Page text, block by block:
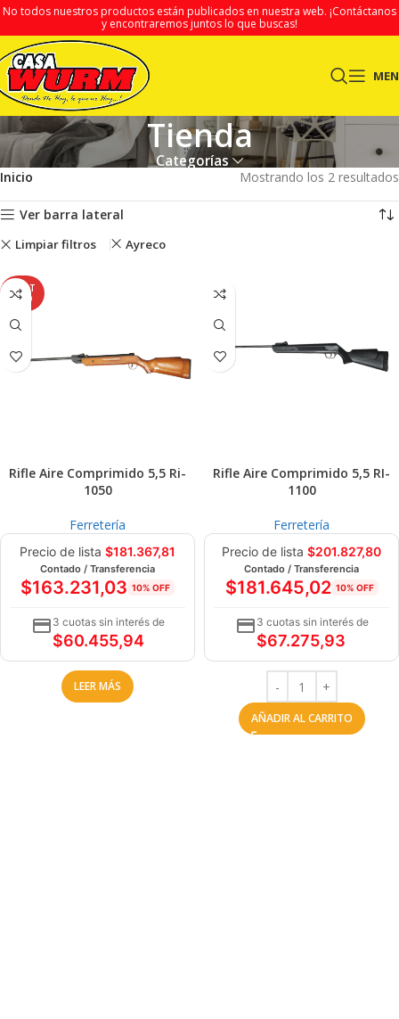
No todos nuestros productos están publicados en nuestra web. ¡Contáctanos
y encontraremos juntos lo que buscas!
Tienda
Categorías
Inicio Mostrando los 2 resultados
Ver barra lateral
Limpiar filtros Ayreco
AGOT
ADO
Rifle Aire Comprimido 5,5 Ri-
1050
Ferretería
Precio de lista $181.367,81
Contado / Transferencia
$163.231,03 10% OFF
3 cuotas sin interés de
$60.455,94
LEER MÁS
Rifle Aire Comprimido 5,5 RI-
1100
Ferretería
Precio de lista $201.827,80
Contado / Transferencia
$181.645,02 10% OFF
3 cuotas sin interés de
$67.275,93
AÑADIR AL CARRITO